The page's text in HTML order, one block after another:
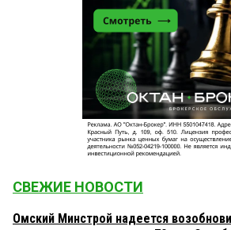
СВЕЖИЕ НОВОСТИ
Омский Минстрой надеется